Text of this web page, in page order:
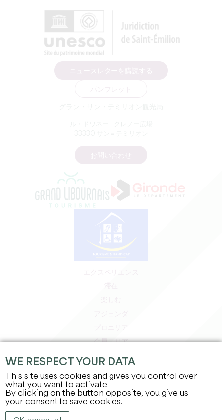
会員エリア
プレスエリア
法的情報
プライバシーポリシー
WE RESPECT YOUR DATA
This site uses cookies and gives you control over
what you want to activate
By clicking on the button opposite, you give us
your consent to save cookies.